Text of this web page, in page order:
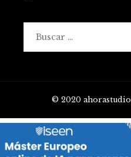
© 2020